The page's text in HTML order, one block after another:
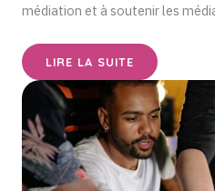
médiation et à soutenir les
LIRE LA SUITE